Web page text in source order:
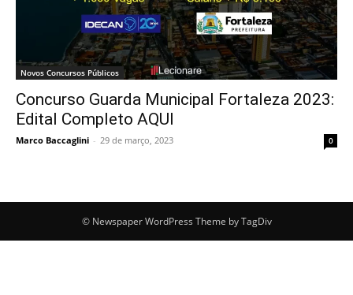
Novos Concursos Públicos
Concurso Guarda Municipal Fortaleza 2023:
Edital Completo AQUI
Marco Baccaglini - 29 de março, 2023 0
© Newspaper WordPress Theme by TagDiv